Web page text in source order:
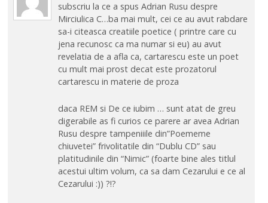
subscriu la ce a spus Adrian Rusu despre
Mirciulica C…ba mai mult, cei ce au avut rabdare
sa-i citeasca creatiile poetice ( printre care cu
jena recunosc ca ma numar si eu) au avut
revelatia de a afla ca, cartarescu este un poet
cu mult mai prost decat este prozatorul
cartarescu in materie de proza
daca REM si De ce iubim … sunt atat de greu
digerabile as fi curios ce parere ar avea Adrian
Rusu despre tampeniiile din”Poememe
chiuvetei” frivolitatile din “Dublu CD” sau
platitudinile din “Nimic” (foarte bine ales titlul
acestui ultim volum, ca sa dam Cezarului e ce al
Cezarului :)) ?!?